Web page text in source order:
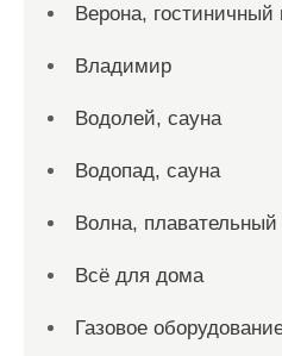
Верона, гостиничный
Владимир
Водолей, сауна
Водопад, сауна
Волна,
Всё для дома
Газовое